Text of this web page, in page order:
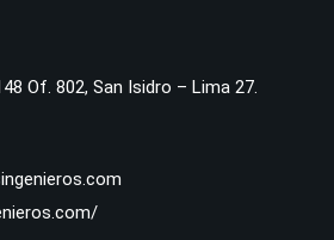
Of. 802, San Isidro – Lima 27.